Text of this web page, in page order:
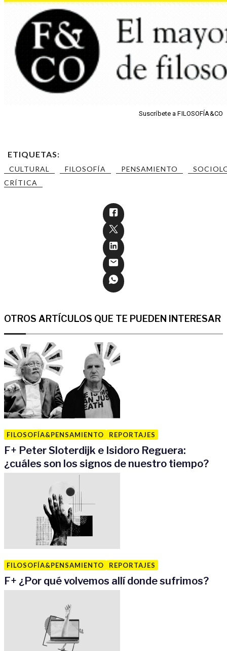
Suscríbete a FILOSOFÍA&CO
ETIQUETAS:
CULTURAL FILOSOFÍA PENSAMIENTO
CRÍTICA
OTROS ARTÍCULOS QUE TE PUEDEN INTERESAR
FILOSOFÍA&PENSAMIENTO REPORTAJES
F+ Peter Sloterdijk e Isidoro Reguera:
¿cuáles son los signos de nuestro tiempo?
FILOSOFÍA&PENSAMIENTO REPORTAJES
F+ ¿Por qué volvemos allí donde sufrimos?